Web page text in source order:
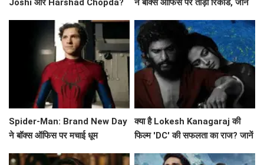
Joshi और Harshad Chopda?
ने बॉक्स ऑफिस पर तोड़ा रिकॉर्ड, जानें
Spider-Man: Brand New Day
ने बॉक्स ऑफिस पर मचाई धूम
क्या है Lokesh Kanagaraj की
फिल्म 'DC' की सफलता का राज? जानें